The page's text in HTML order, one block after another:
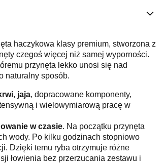
haczykowa klasy premium, stworzona z
czegoś więcej niż samej wyporności.
przynęta lekko unosi się nad
naturalny sposób.
, jaja, dopracowane komponenty,
i wielowymiarową pracę w
w czasie. Na początku przynęta
wody. Po kilku godzinach stopniowo
Dzięki temu ryba otrzymuje różne
łowienia bez przerzucania zestawu i